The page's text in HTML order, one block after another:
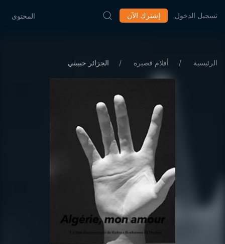
المحتوى إشترك الآن تسجيل الدخول
الرئيسية أفلام قصيرة الجزائر حبيبتي